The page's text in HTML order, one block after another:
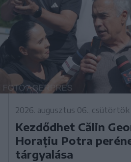
2026. augusztus 06., csütörtök
Kezdődhet Călin
Horațiu Potra
tárgyalása